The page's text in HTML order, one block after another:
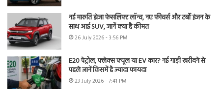
नई मारुति ब्रेजा फेसलिफ्ट लॉन्च, नए फीचर्स और टर्बो इंजन के
साथ आई SUV, जानें क्या है कीमत
26 July 2026 - 3:56 PM
E20 पेट्रोल, फ्लेक्स फ्यूल या EV कार? नई गाड़ी खरीदने से
पहले जानें किसमें है ज्यादा फायदा
23 July 2026 - 7:41 PM